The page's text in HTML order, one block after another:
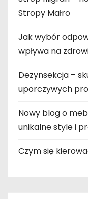
Stropy Małro
Jak wybór
wpływa na
Dezynsekcja –
uporczywych
Nowy blog o
unikalne style i
Czym się